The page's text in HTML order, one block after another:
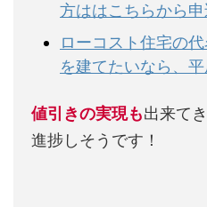
方ははこちらから申
ローコスト住宅の
を建てたいなら、平
値引きの実現も出来て
進捗しそうです！